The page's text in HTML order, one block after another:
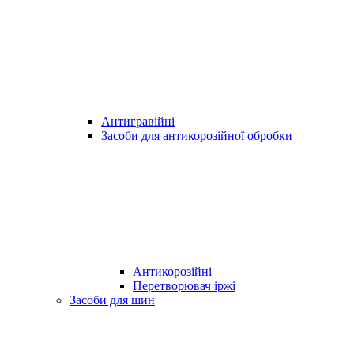
Антигравійні
Засоби для антикорозійної обробки
Антикорозійні
Перетворювач іржі
Засоби для шин